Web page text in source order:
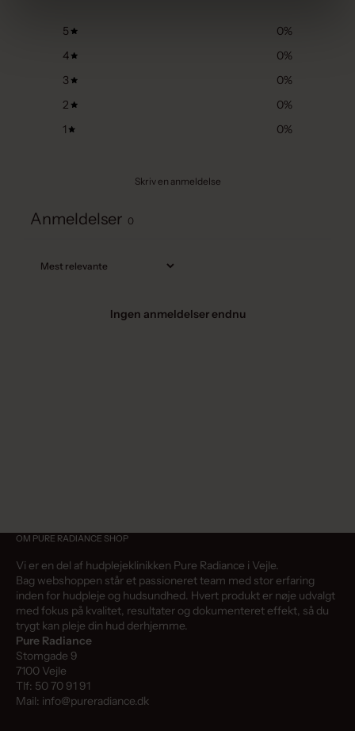
5 0%
4
0%
3
0%
2
0%
1
0%
Skriv en anmeldelse
Anmeldelser 0
Ingen anmeldelser endnu
OM PURE RADIANCE SHOP
Vi er en del af hudplejeklinikken Pure Radiance i Vejle.
Bag webshoppen står et passioneret team med stor erfaring
inden for hudpleje og hudsundhed. Hvert produkt er nøje udvalgt
med fokus på kvalitet, resultater og dokumenteret effekt, så du
trygt kan pleje din hud derhjemme.
Pure Radiance
Stomgade 9
7100 Vejle
Tlf: 50 70 91 91
Mail: info@pureradiance.dk